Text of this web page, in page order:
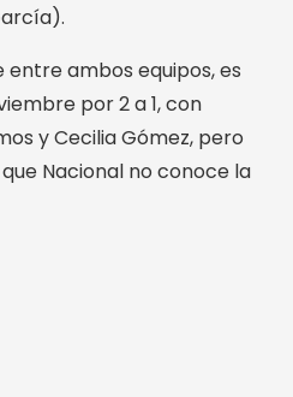
ambos equipos, es
por 2 a 1, con
y Cecilia Gómez, pero
Nacional no conoce la